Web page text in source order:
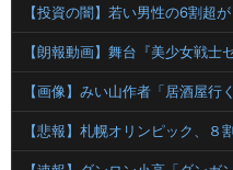
【悲報】札幌オリンピック、８